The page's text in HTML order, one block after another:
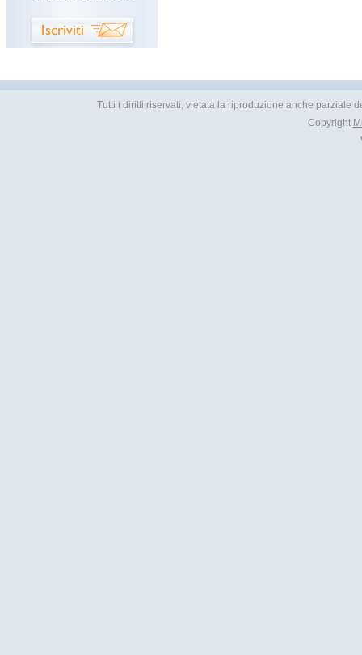
Tutti i diritti riservati, vietata la riproduzione anche parziale
Copyright